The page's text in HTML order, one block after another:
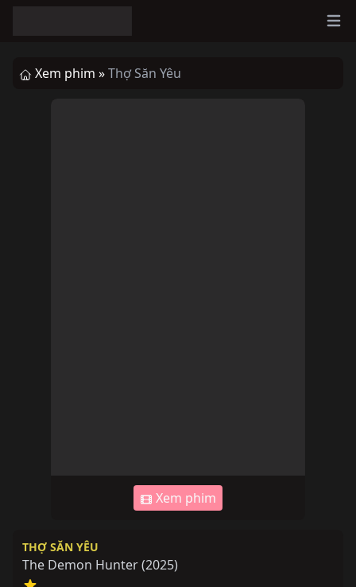
Xem phim »Thợ Săn Yêu
Xem phim
THỢ SĂN YÊU
The Demon Hunter(2025)